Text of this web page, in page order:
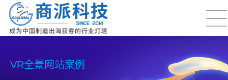
VR全景网站案例